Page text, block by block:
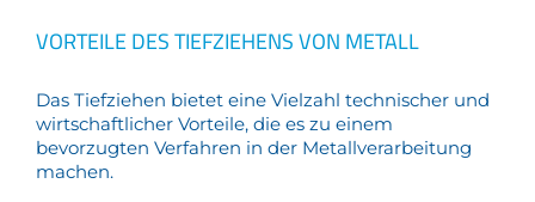
VORTEILE DES TIEFZIEHENS VON METALL
Das Tiefziehen bietet eine Vielzahl technischer und
wirtschaftlicher Vorteile, die es zu einem
bevorzugten Verfahren in der Metallverarbeitung
machen.